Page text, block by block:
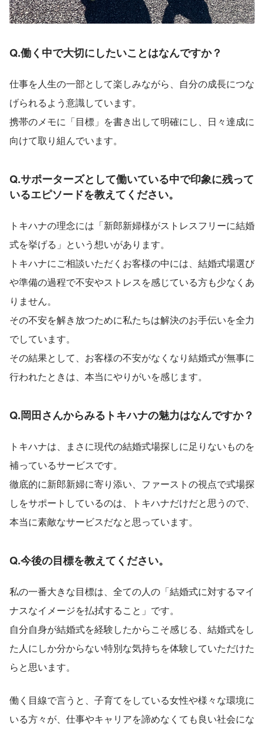
Q.働く中で大切にしたいことはなんですか？
仕事を人生の一部として楽しみながら、自分の成長につな
げられるよう意識しています。
携帯のメモに「目標」を書き出して明確にし、日々達成に
向けて取り組んでいます。
Q.サポーターズとして働いている中で印象に残って
いるエピソードを教えてください。
トキハナの理念には「新郎新婦様がストレスフリーに結婚
式を挙げる」という想いがあります。
トキハナにご相談いただくお客様の中には、結婚式場選び
や準備の過程で不安やストレスを感じている方も少なくあ
りません。
その不安を解き放つために私たちは解決のお手伝いを全力
でしています。
その結果として、お客様の不安がなくなり結婚式が無事に
行われたときは、本当にやりがいを感じます。
Q.岡田さんからみるトキハナの魅力はなんですか？
トキハナは、まさに現代の結婚式場探しに足りないものを
補っているサービスです。
徹底的に新郎新婦に寄り添い、ファーストの視点で式場探
しをサポートしているのは、トキハナだけだと思うので、
本当に素敵なサービスだなと思っています。
Q.今後の目標を教えてください。
私の一番大きな目標は、全ての人の「結婚式に対するマイ
ナスなイメージを払拭すること」です。
自分自身が結婚式を経験したからこそ感じる、結婚式をし
た人にしか分からない特別な気持ちを体験していただけた
らと思います。
働く目線で言うと、子育てをしている女性や様々な環境に
いる方々が、仕事やキャリアを諦めなくても良い社会にな